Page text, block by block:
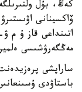
كەڭ، بۇل
ۆاكسينانى
اتىنداعى قاز ۇ م
مەڭگەرۋشىسى
ساراپشى پرەزيدەنت
باستاۋدى